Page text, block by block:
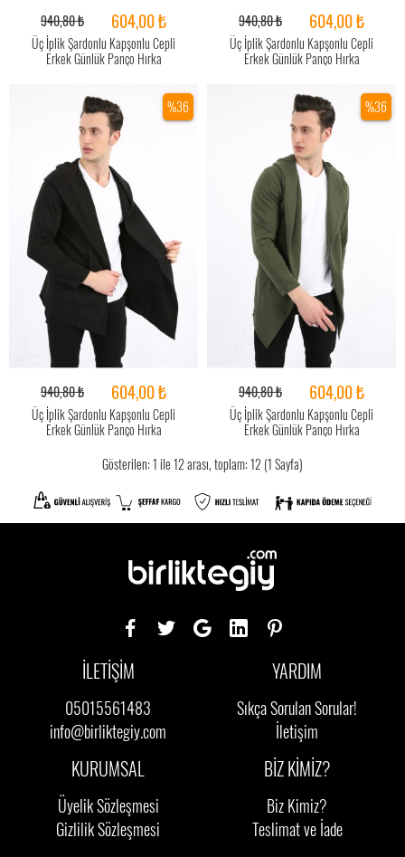
940,80 ₺ 604,00 ₺
Üç İplik Şardonlu Kapşonlu Cepli
Erkek Günlük Panço Hırka
940,80 ₺ 604,00 ₺
Üç İplik Şardonlu Kapşonlu Cepli
Erkek Günlük Panço Hırka
%36
940,80 ₺ 604,00 ₺
Üç İplik Şardonlu Kapşonlu Cepli
Erkek Günlük Panço Hırka
%36
940,80 ₺ 604,00 ₺
Üç İplik Şardonlu Kapşonlu Cepli
Erkek Günlük Panço Hırka
Gösterilen: 1 ile 12 arası, toplam: 12 (1 Sayfa)
İLETİŞİM
05015561483
info@birliktegiy.com
YARDIM
Sıkça Sorulan Sorular!
İletişim
KURUMSAL
Üyelik Sözleşmesi
Gizlilik Sözleşmesi
BİZ KİMİZ?
Biz Kimiz?
Teslimat ve İade